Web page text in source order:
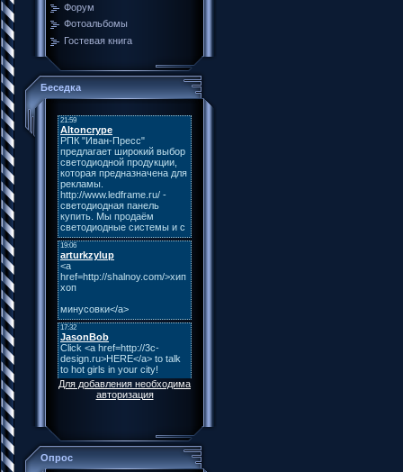
Форум
Фотоальбомы
Гостевая книга
Беседка
Для добавления необходима
авторизация
Опрос